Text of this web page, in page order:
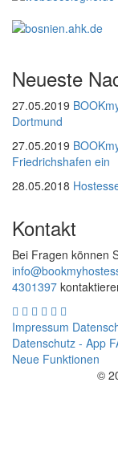
Neueste
27.05.2019
Dortmund
27.05.2019
Friedrichshafen ein
28.05.2018
Kontakt
Bei Fragen können
4301397
Impressum
Datenschutz - App
Neue Funktionen
©